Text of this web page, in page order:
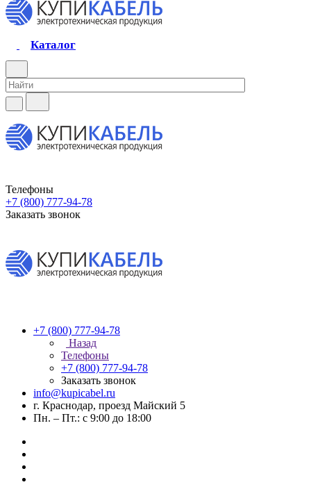
Каталог
Телефоны
+7 (800) 777-94-78
Заказать звонок
+7 (800) 777-94-78
Назад
Телефоны
+7 (800) 777-94-78
Заказать звонок
info@kupicabel.ru
г. Краснодар, проезд Майский 5
Пн. – Пт.: с 9:00 до 18:00